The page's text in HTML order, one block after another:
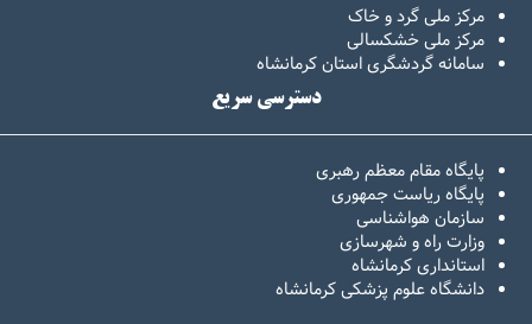
مرکز ملی گرد و خاک
مرکز ملی خشکسالی
سامانه گردشگری استان کرمانشاه
دسترسی سریع
پایگاه مقام معظم رهبری
پایگاه ریاست جمهوری
سازمان هواشناسی
وزارت راه و شهرسازی
استانداری کرمانشاه
دانشگاه علوم پزشکی کرمانشاه